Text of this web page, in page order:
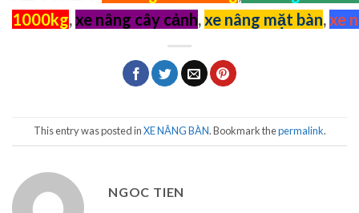
1000kg,xe nâng cây cảnh,xe nâng mặt bàn,xe
This entry was posted inXE NÂNG BÀN. Bookmark thepermalink.
NGOC TIEN